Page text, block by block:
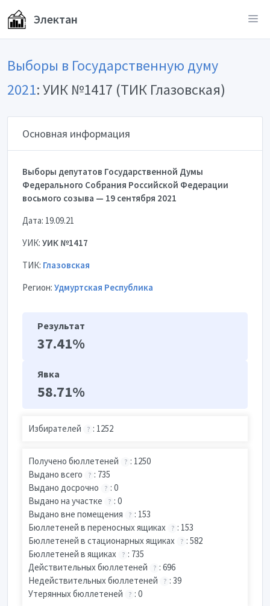
Электан
Выборы в Государственную думу
2021: УИК №1417 (ТИК Глазовская)
Основная информация
Выборы депутатов Государственной Думы
Федерального Собрания Российской Федерации
восьмого созыва — 19 сентября 2021
Дата: 19.09.21
УИК: УИК №1417
ТИК: Глазовская
Регион: Удмуртская Республика
Результат
37.41%
Явка
58.71%
Избирателей ? : 1252
Получено бюллетеней ? : 1250
Выдано всего
? : 735
Выдано досрочно
? : 0
Выдано на участке
? : 0
Выдано вне помещения
? : 153
Бюллетеней в переносных ящиках
? : 153
Бюллетеней в стационарных ящиках
? : 582
Бюллетеней в ящиках
? : 735
Действительных бюллетеней
? : 696
Недействительных бюллетеней
? : 39
Утерянных бюллетеней
? : 0